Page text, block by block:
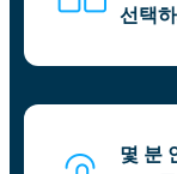
선택
몇 분